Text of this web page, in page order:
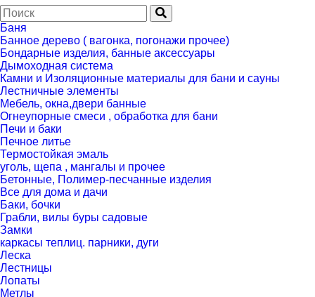
Баня
Банное дерево ( вагонка, погонажи прочее)
Бондарные изделия, банные аксессуары
Дымоходная система
Камни и Изоляционные материалы для бани и сауны
Лестничные элементы
Мебель, окна,двери банные
Огнеупорные смеси , обработка для бани
Печи и баки
Печное литье
Термостойкая эмаль
уголь, щепа , мангалы и прочее
Бетонные, Полимер-песчанные изделия
Все для дома и дачи
Баки, бочки
Грабли, вилы буры садовые
Замки
каркасы теплиц. парники, дуги
Леска
Лестницы
Лопаты
Метлы